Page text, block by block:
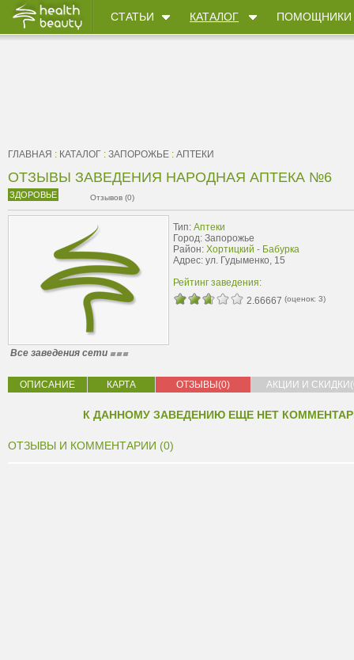
СТАТЬИ КАТАЛОГ ПОМОЩНИКИ
ГЛАВНАЯ : КАТАЛОГ : ЗАПОРОЖЬЕ : АПТЕКИ
ОТЗЫВЫ ЗАВЕДЕНИЯ НАРОДНАЯ АПТЕКА №6
ЗДОРОВЬЕ Отзывов (0)
Тип: Аптеки
Город: Запорожье
Район: Хортицкий - Бабурка
Адрес: ул. Гудыменко, 15
Рейтинг заведения:
2.66667 (оценок: 3)
Все заведения сети
ОПИСАНИЕ КАРТА ОТЗЫВЫ(0) АКЦИИ И
К ДАННОМУ ЗАВЕДЕНИЮ ЕЩЕ НЕТ
ОТЗЫВЫ И КОММЕНТАРИИ (0)